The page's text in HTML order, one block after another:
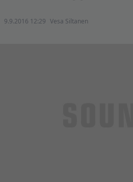
9.9.2016 12:29 Vesa Siltanen